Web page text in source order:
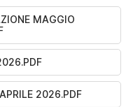
MAGGIO
2026.PDF